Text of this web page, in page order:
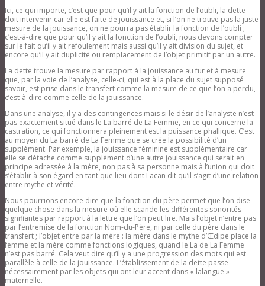
Ici, ce qui importe, c’est que pour qu’il y ait la fonction de l’oubli, la dette
doit intervenir car elle est faite de jouissance et, si l’on ne trouve pas la juste
mesure de la jouissance, on ne pourra pas établir la fonction de l’oubli ;
c’est-à-dire que pour qu’il y ait la fonction de l’oubli, nous devons compter
sur le fait qu’il y ait refoulement mais aussi qu’il y ait division du sujet, et
encore qu’il y ait duplicité ou remplacement de l’objet primitif par un autre.
La dette trouve la mesure par rapport à la jouissance au fur et à mesure
que, par la voie de l’analyse, celle-ci, qui est à la place du sujet supposé
savoir, est prise dans le transfert comme la mesure de ce que l’on a perdu,
c’est-à-dire comme celle de la jouissance.
Dans une analyse, il y a des contingences mais si le désir de l’analyste n’est
pas exactement situé dans le La barré de La Femme, en ce qui concerne la
castration, ce qui fonctionnera pleinement est la puissance phallique. C’est
au moyen du La barré de La Femme que se crée la possibilité d’un
supplément. Par exemple, la jouissance féminine est supplémentaire car
elle se détache comme supplément d’une autre jouissance qui serait en
principe adressée à la mère, non pas à sa personne mais à l’union qui doit
s’établir à son égard en tant que lieu dont Lacan dit qu’il s’agit d’une relation
entre mythe et vérité.
Nous pourrions encore dire que la fonction du père permet que l’on dise
quelque chose dans la mesure où elle scande les différentes sonorités
signifiantes par rapport à la lettre que l’on peut lire. Mais l’objet n’entre pas
par l’entremise de la fonction Nom-du-Père, ni par celle du père dans le
transfert ; l’objet entre par la mère : la mère dans le mythe d’Œdipe place la
femme et la mère comme fonctions logiques, quand le La de La Femme
n’est pas barré. Cela veut dire qu’il y a une progression des mots qui est
parallèle à celle de la jouissance. L’établissement de la dette passe
nécessairement par les objets qui ont leur accent dans « lalangue »
maternelle.